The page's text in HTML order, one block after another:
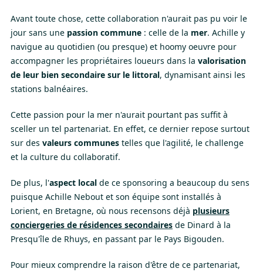
Avant toute chose, cette collaboration n'aurait pas pu voir le
jour sans une passion commune : celle de la mer. Achille y
navigue au quotidien (ou presque) et hoomy oeuvre pour
accompagner les propriétaires loueurs dans la valorisation
de leur bien secondaire sur le littoral, dynamisant ainsi les
stations balnéaires.
Cette passion pour la mer n'aurait pourtant pas suffit à
sceller un tel partenariat. En effet, ce dernier repose surtout
sur des valeurs communes telles que l'agilité, le challenge
et la culture du collaboratif.
De plus, l'aspect local de ce sponsoring a beaucoup du sens
puisque Achille Nebout et son équipe sont installés à
Lorient, en Bretagne, où nous recensons déjà plusieurs
conciergeries de résidences secondaires de Dinard à la
Presqu'île de Rhuys, en passant par le Pays Bigouden.
Pour mieux comprendre la raison d'être de ce partenariat,